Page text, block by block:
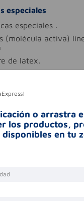
especiales
especiales .
(molécula activa)
de latex.
UN
o arrastra
los productos,
en tu